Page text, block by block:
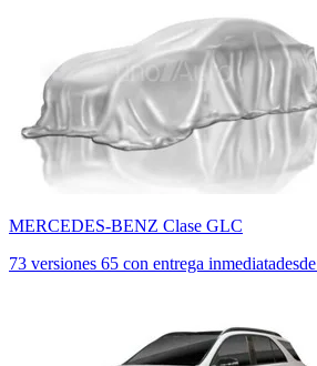
MERCEDES-BENZ Clase GLC
73 versiones 65 con entrega inmediatadesde